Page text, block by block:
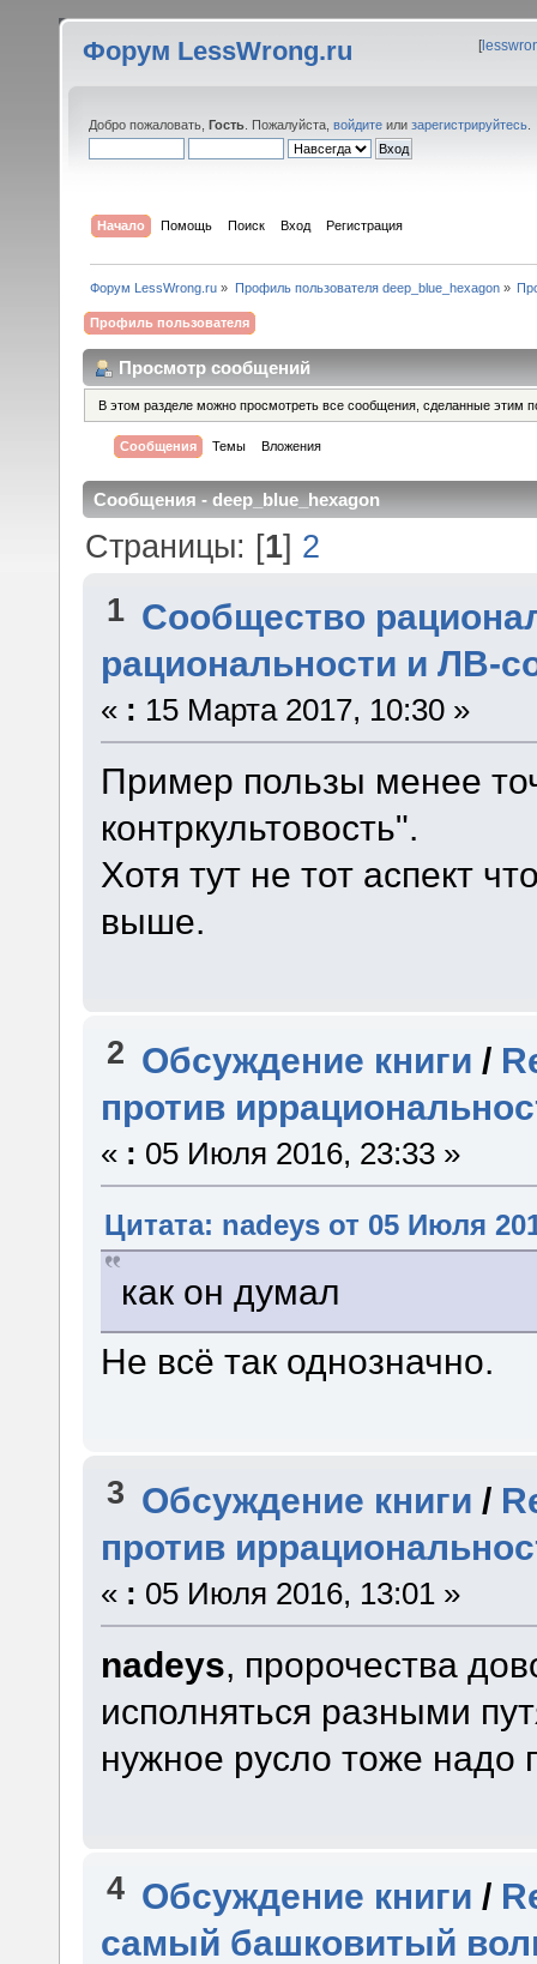
Форум LessWrong.ru [
Добро пожаловать, Гость . Пожалуйста, войдите или зарегистрируйтесь
Начало Помощь Поиск Вход Регистрация
Форум LessWrong.ru » Профиль пользователя deep_blue_hexagon»
Профиль пользователя
Просмотр сообщений
В этом разделе можно просмотреть все сообщения, сделанные этим
Сообщения Темы Вложения
Сообщения - deep_blue_hexagon
Страницы: [1] 2
1 Сообщество
рациональности и ЛВ-
« : 15 Марта 2017, 10:30 »
Пример пользы менее
контркультовость".
Хотя тут не тот аспект
выше.
2 Обсуждение книги /
против
« : 05 Июля 2016, 23:33 »
Цитата: nadeys от 05 Июля
как он думал
Не всё так однозначно.
3 Обсуждение книги /
против
« : 05 Июля 2016, 13:01 »
nadeys, пророчества
исполняться разными
нужное русло тоже надо
4 Обсуждение книги /
самый башковитый